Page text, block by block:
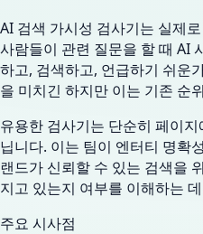
AI 검색 가시성 검사기는 실제
사람들이 관련 질문을 할 때 AI
하고, 검색하고, 언급하기 쉬운
을 미치긴 하지만 이는 기존 순
유용한 검사기는 단순히 페이
닙니다. 이는 팀이 엔터티 명확
랜드가 신뢰할 수 있는 검색을
지고 있는지 여부를 이해하는
주요 시사점